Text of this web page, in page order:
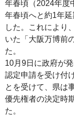
年春頃（2024年度
年春頃へと約1年
した。これにより
いた「大阪万博前
た。
10月9日に政府が
認定申請を受け付
とを受けて、県は
優先権者の決定時
た。